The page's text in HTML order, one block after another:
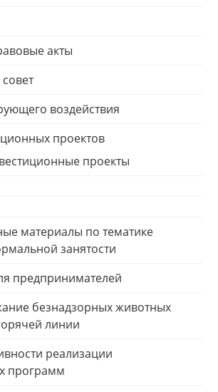
акты
воздействия
проектов
проекты
материалы по тематике
занятости
предпринимателей
безнадзорных животных
линии
реализации
программ